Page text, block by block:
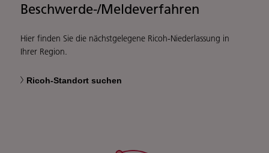
Beschwerde-/Meldeverfahren
Hier finden Sie die nächstgelegene Ricoh-Niederlassung in
Ihrer Region.
Ricoh-Standort suchen